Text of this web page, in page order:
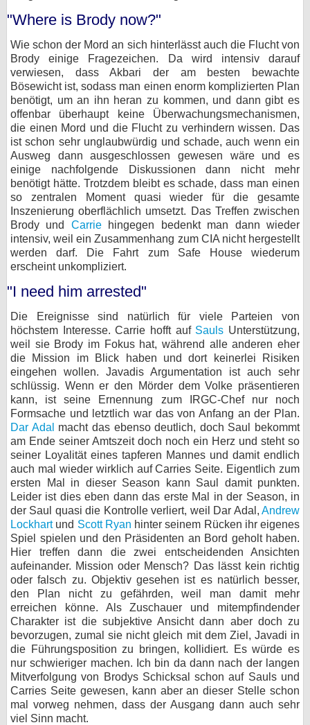
"Where is Brody now?"
Wie schon der Mord an sich hinterlässt auch die Flucht von
Brody einige Fragezeichen. Da wird intensiv darauf
verwiesen, dass Akbari der am besten bewachte
Bösewicht ist, sodass man einen enorm komplizierten Plan
benötigt, um an ihn heran zu kommen, und dann gibt es
offenbar überhaupt keine Überwachungsmechanismen,
die einen Mord und die Flucht zu verhindern wissen. Das
ist schon sehr unglaubwürdig und schade, auch wenn ein
Ausweg dann ausgeschlossen gewesen wäre und es
einige nachfolgende Diskussionen dann nicht mehr
benötigt hätte. Trotzdem bleibt es schade, dass man einen
so zentralen Moment quasi wieder für die gesamte
Inszenierung oberflächlich umsetzt. Das Treffen zwischen
Brody und Carriehingegen bedenkt man dann wieder
intensiv, weil ein Zusammenhang zum CIA nicht hergestellt
werden darf. Die Fahrt zum Safe House wiederum
erscheint unkompliziert.
"I need him arrested"
Die Ereignisse sind natürlich für viele Parteien von
höchstem Interesse. Carrie hofft auf Sauls Unterstützung,
weil sie Brody im Fokus hat, während alle anderen eher
die Mission im Blick haben und dort keinerlei Risiken
eingehen wollen. Javadis Argumentation ist auch sehr
schlüssig. Wenn er den Mörder dem Volke präsentieren
kann, ist seine Ernennung zum IRGC-Chef nur noch
Formsache und letztlich war das von Anfang an der Plan.
Dar Adal
macht das ebenso deutlich, doch Saul bekommt
am Ende seiner Amtszeit doch noch ein Herz und steht so
seiner Loyalität eines tapferen Mannes und damit endlich
auch mal wieder wirklich auf Carries Seite. Eigentlich zum
ersten Mal in dieser Season kann Saul damit punkten.
Leider ist dies eben dann das erste Mal in der Season, in
der Saul quasi die Kontrolle verliert, weil Dar Adal, Andrew
Lockhartund Scott Ryan hinter seinem Rücken ihr eigenes
Spiel spielen und den Präsidenten an Bord geholt haben.
Hier treffen dann die zwei entscheidenden Ansichten
aufeinander. Mission oder Mensch? Das lässt kein richtig
oder falsch zu. Objektiv gesehen ist es natürlich besser,
den Plan nicht zu gefährden, weil man damit mehr
erreichen könne. Als Zuschauer und mitempfindender
Charakter ist die subjektive Ansicht dann aber doch zu
bevorzugen, zumal sie nicht gleich mit dem Ziel, Javadi in
die Führungsposition zu bringen, kollidiert. Es würde es
nur schwieriger machen. Ich bin da dann nach der langen
Mitverfolgung von Brodys Schicksal schon auf Sauls und
Carries Seite gewesen, kann aber an dieser Stelle schon
mal vorweg nehmen, dass der Ausgang dann auch sehr
viel Sinn macht.
Kontakt
Nutzungsbedingungen
Datenschutz
Cookie-Einstellungen
Impressum
Desktop-Ansicht
myFanbase